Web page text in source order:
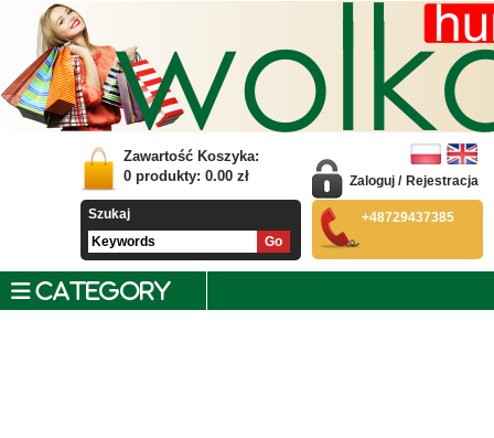
Zawartość Koszyka:
0 produkty: 0.00 zł
Szukaj
Zaloguj / Rejestracja
+48729437385
CATEGORY